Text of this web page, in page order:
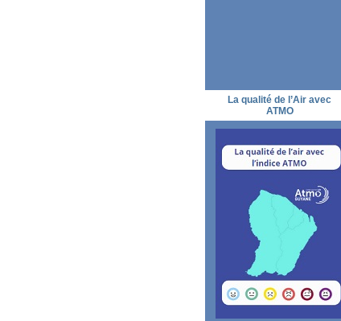
La qualité de l’Air avec
ATMO